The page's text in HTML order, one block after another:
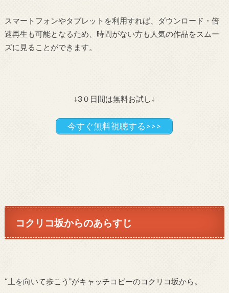
スマートフォンやタブレットを利用すれば、ダウンロード・倍
速再生も可能となるため、時間がない方も人気の作品をスムー
ズに見ることができます。
↓3０日間は無料お試し↓
今すぐ無料視聴する>>>
コクリコ坂からのあらすじ
“上を向いて歩こう”がキャッチコピーのコクリコ坂から。